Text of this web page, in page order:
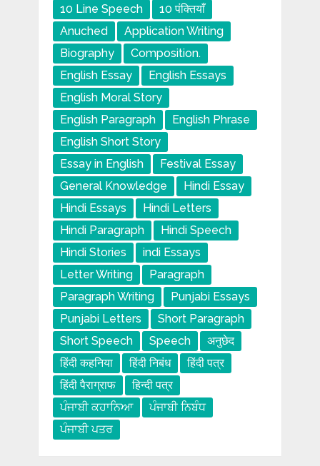
10 Line Speech
10 पंक्तियाँ
Anuched
Application Writing
Biography
Composition.
English Essay
English Essays
English Moral Story
English Paragraph
English Phrase
English Short Story
Essay in English
Festival Essay
General Knowledge
Hindi Essay
Hindi Essays
Hindi Letters
Hindi Paragraph
Hindi Speech
Hindi Stories
indi Essays
Letter Writing
Paragraph
Paragraph Writing
Punjabi Essays
Punjabi Letters
Short Paragraph
Short Speech
Speech
अनुछेद
हिंदी कहनिया
हिंदी निबंध
हिंदी पत्र
हिंदी पैराग्राफ
हिन्दी पत्र
ਪੰਜਾਬੀ ਕਹਾਨਿਆ
ਪੰਜਾਬੀ ਨਿਬੰਧ
ਪੰਜਾਬੀ ਪਤਰ